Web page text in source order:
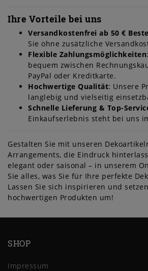
Ihre Vorteile bei uns
Versandkostenfrei ab 50 €
Sie ohne zusätzliche
Flexible Zahlungsmöglichkeiten
bequem zwischen
PayPal oder Kreditkarte.
Hochwertige Qualität: Unsere
langlebig und vielseitig
Schnelle Lieferung & Top-
Einkaufserlebnis steht bei uns
Gestalten Sie mit unseren
Arrangements, die Eindruck
elegant oder saisonal – in unserem
Sie alles, was Sie für Ihre perfekte
Lassen Sie sich inspirieren und
hochwertigen Produkten um!
SHOP
Impressum